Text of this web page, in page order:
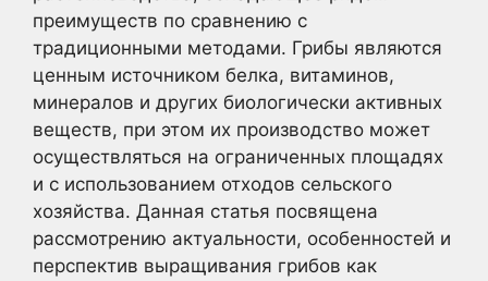
преимуществ по сравнению с
традиционными методами. Грибы являются
ценным источником белка, витаминов,
минералов и других биологически активных
веществ, при этом их производство может
осуществляться на ограниченных площадях
и с использованием отходов сельского
хозяйства. Данная статья посвящена
рассмотрению актуальности, особенностей и
перспектив выращивания грибов как